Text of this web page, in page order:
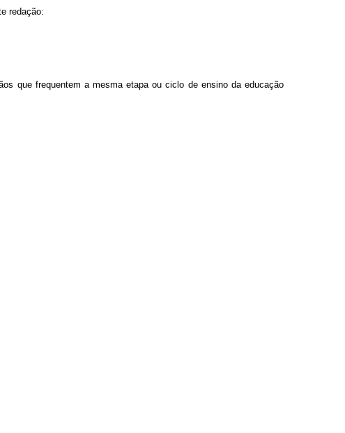
redação:
que frequentem a mesma etapa ou ciclo de ensino da educação